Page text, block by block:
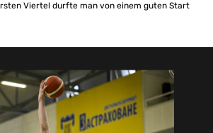
Viertel durfte man von einem guten Start